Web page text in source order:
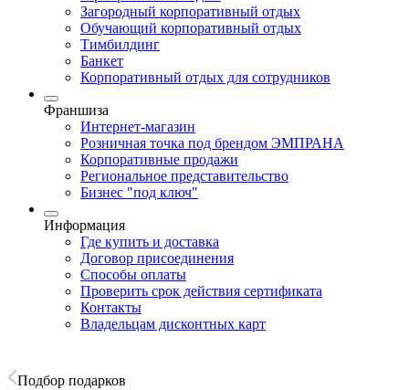
Загородный корпоративный отдых
Обучающий корпоративный отдых
Тимбилдинг
Банкет
Корпоративный отдых для сотрудников
Франшиза
Интернет-магазин
Розничная точка под брендом ЭМПРАНА
Корпоративные продажи
Региональное представительство
Бизнес "под ключ"
Информация
Где купить и доставка
Договор присоединения
Способы оплаты
Проверить срок действия сертификата
Контакты
Владельцам дисконтных карт
Подбор подарков